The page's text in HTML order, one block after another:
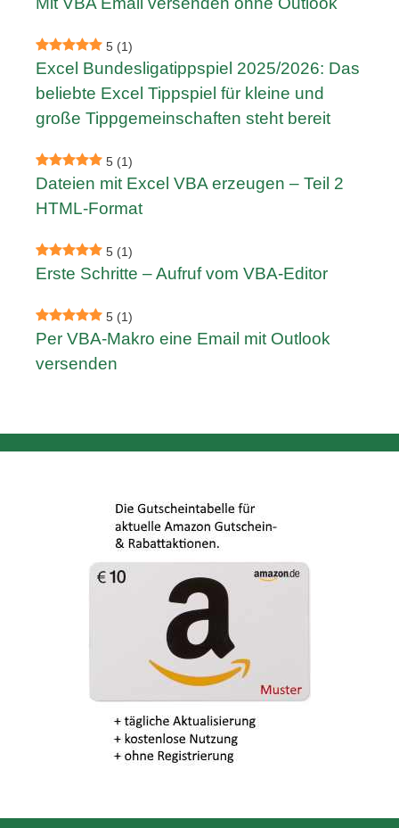
5 (1)
Excel Bundesligatippspiel 2025/2026: Das
beliebte Excel Tippspiel für kleine und
große Tippgemeinschaften steht bereit
5 (1)
Dateien mit Excel VBA erzeugen – Teil 2
HTML-Format
5 (1)
Erste Schritte – Aufruf vom VBA-Editor
5 (1)
Per VBA-Makro eine Email mit Outlook
versenden